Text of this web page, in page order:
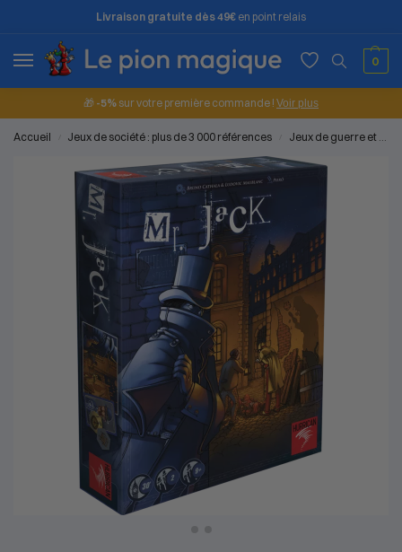
Livraison gratuite dès 49€ en point relais
0
🎁 -5% sur votre première commande ! Voir plus
Accueil Jeux de société : plus de 3 000 références Jeux de guerre et d'affrontement